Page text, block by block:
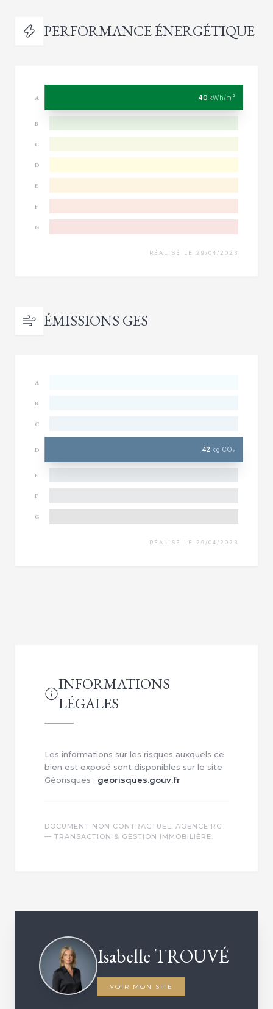
PERFORMANCE ÉNERGÉTIQUE
A 40 kWh/m²
B
C
D
E
F
G
RÉALISÉ LE 29/04/2023
ÉMISSIONS GES
A
B
C
D 42 kg CO₂
E
F
G
RÉALISÉ LE 29/04/2023
INFORMATIONS
LÉGALES
Les informations sur les risques auxquels ce
bien est exposé sont disponibles sur le site
Géorisques : georisques.gouv.fr
DOCUMENT NON CONTRACTUEL. AGENCE RG
— TRANSACTION & GESTION IMMOBILIÈRE.
Isabelle TROUVÉ
VOIR MON SITE